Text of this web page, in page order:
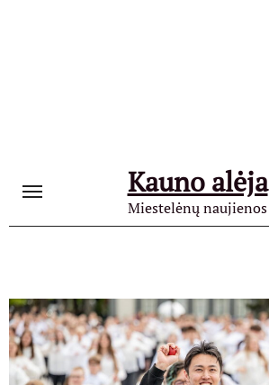
Kauno alėja
Miestelėnų naujienos